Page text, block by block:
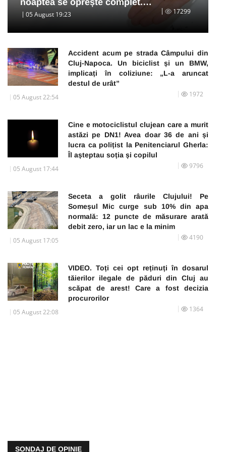
05 August 19:23 17299
Accident acum pe strada Câmpului din
Cluj-Napoca. Un biciclist și un BMW,
implicați în coliziune: „L-a aruncat
destul de urât”
05 August 22:54 1972
Cine e motociclistul clujean care a murit
astăzi pe DN1! Avea doar 36 de ani și
lucra ca polițist la Penitenciarul Gherla:
Îl așteptau soția și copilul
05 August 17:44 9796
Seceta a golit râurile Clujului! Pe
Someșul Mic curge sub 10% din apa
normală: 12 puncte de măsurare arată
debit zero, iar un lac e la minim
05 August 17:05 4190
VIDEO. Toți cei opt reținuți în dosarul
tăierilor ilegale de păduri din Cluj au
scăpat de arest! Care a fost decizia
procurorilor
05 August 22:08 1364
SONDAJ DE OPINIE